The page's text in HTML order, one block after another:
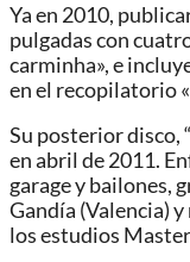
Ya en 2010,
pulgadas con
carminha», e
en el recopilatorio
Su posterior disco,
en abril de 2011.
garage y bailones,
Gandía (Valencia)
los estudios